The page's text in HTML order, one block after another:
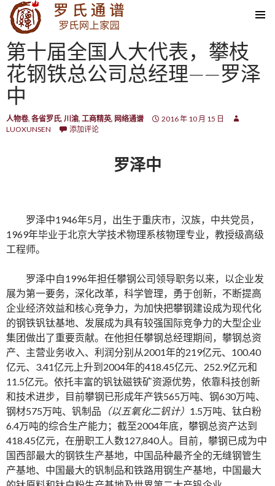
SKIP TO CONTENT
第十届全国人大代表，攀枝
花钢铁总公司总经理——罗泽
中
人物卷, 各省罗氏, 川渝, 工商精英, 网络通谱
2016 年 10 月 15 日
LUOXUNSEN
添加评论
罗泽中
罗泽中1946年5月，出生于重庆市，汉族，中共党员，
1969年毕业于北京大学技术物理系核物理专业，教授级高级
工程师。
罗泽中自1996年担任攀钢公司领导职务以来，以企业发
展为第一要务，深化改革，科学管理，勇于创新，不断提高
企业经济效益和核心竞争力，为加快把攀钢建设成为现代化
的钢铁钒钛基地、发展成为具有较强国际竞争力的大型企业
集团做出了重要贡献。在他担任攀钢总经理期间，攀钢总资
产、主营业务收入、利润分别从2001年的219亿元、100.40
亿元、3.41亿元上升到2004年的418.45亿元、252.9亿元和
11.5亿元。依托丰富的钒钛磁铁矿资源优势，依靠科技创新
和技术进步，目前攀钢已形成年产铁565万吨、钢630万吨、
钢材575万吨、钒制品 （以五氧化二钒计） 1.5万吨、钛白粉
6.4万吨的综合生产能力；截至2004年底，攀钢总资产达到
418.45亿元，在册职工人数127,840人。目前，攀钢已成为中
国西部最大的钢铁生产基地，中国品种最齐全的无缝钢管生
产基地、中国最大的钒制品和铁路用钢生产基地，中国最大